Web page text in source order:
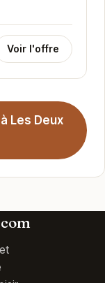
un balcon...
Voir l'offre
Les Deux